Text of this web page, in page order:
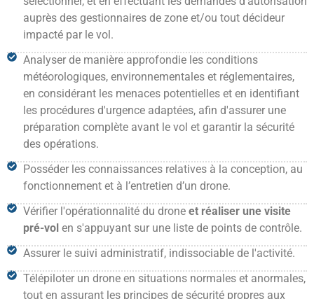
auprès des gestionnaires de zone et/ou tout décideur
impacté par le vol.
Analyser de manière approfondie les conditions
météorologiques, environnementales et réglementaires,
en considérant les menaces potentielles et en identifiant
les procédures d'urgence adaptées, afin d'assurer une
préparation complète avant le vol et garantir la sécurité
des opérations.
Posséder les connaissances relatives à la conception, au
fonctionnement et à l’entretien d’un drone.
Vérifier l'opérationnalité du drone et réaliser une visite
pré-volen s'appuyant sur une liste de points de contrôle.
Assurer le suivi administratif, indissociable de l'activité.
Télépiloter un drone en situations normales et anormales,
tout en assurant les principes de sécurité propres aux